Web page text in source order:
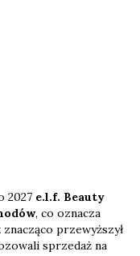
2027 e.l.f. Beauty
, co oznacza
przewyższył
sprzedaż na